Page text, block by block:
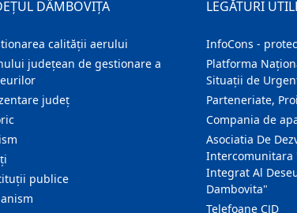
DÂMBOVIȚA
calității aerului
județean de gestionare a
judeţ
publice
LEGĂTURI
InfoCons -
Platforma
Situații de
Parteneriate,
Compania de
Asociatia De
Intercomunitara
Integrat Al
Dambovita"
Telefoane CJD